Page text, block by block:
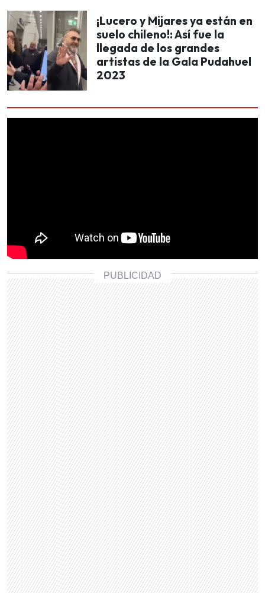
¡Lucero y Mijares ya están en
suelo chileno!: Así fue la
llegada de los grandes
artistas de la Gala Pudahuel
2023